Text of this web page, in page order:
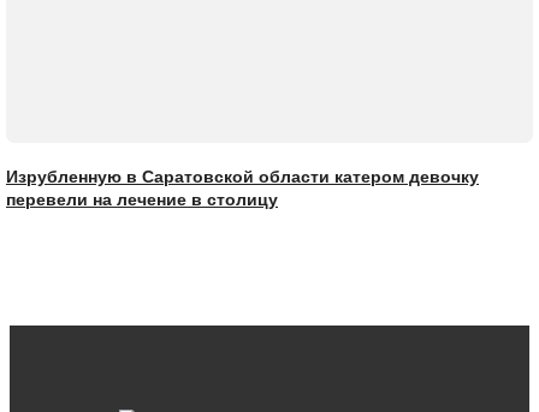
Изрубленную в Саратовской области катером девочку
перевели на лечение в столицу